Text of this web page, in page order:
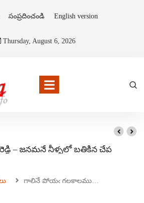
సంప్రదించండి English version
Thursday, August 6, 2026
– జనమనే నీళ్ళలో బతికిన చేప
గాలినే పోయఁ గలకాలము…